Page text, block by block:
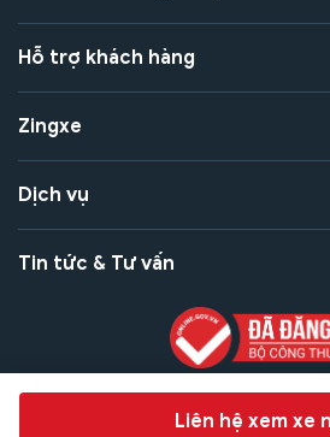
Liên hệ xem xe
Hỗ trợ khách hàng
Zingxe
Dịch vụ
Tin tức & Tư vấn
Bảo mật quyền riêng